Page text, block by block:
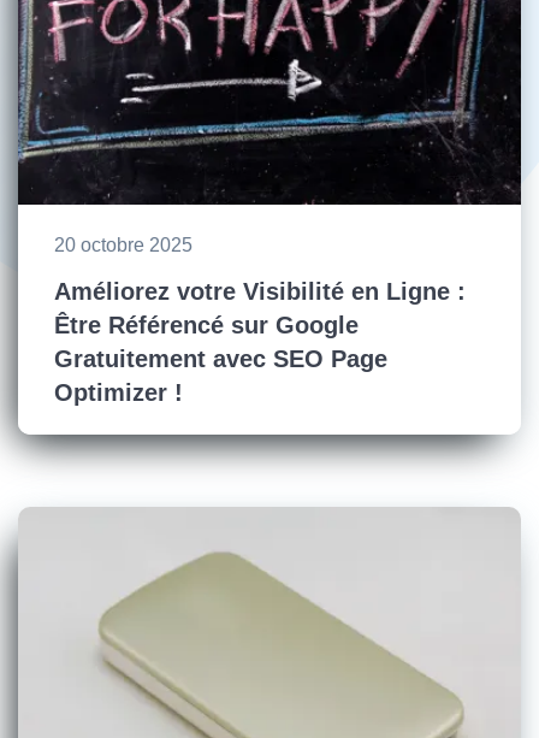
20 octobre 2025
Améliorez votre Visibilité en Ligne :
Être Référencé sur Google
Gratuitement avec SEO Page
Optimizer !